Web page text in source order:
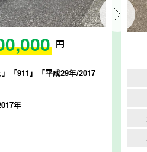
円
」「911」「平成29年/2017
年